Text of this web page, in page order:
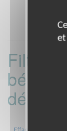
HAVRE
Filtrer